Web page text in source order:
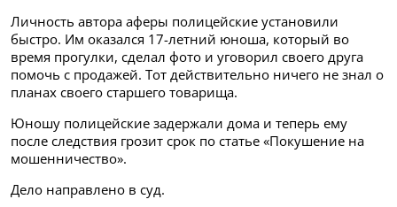
Личность автора аферы полицейские установили
быстро. Им оказался 17-летний юноша, который во
время прогулки, сделал фото и уговорил своего друга
помочь с продажей. Тот действительно ничего не знал о
планах своего старшего товарища.
Юношу полицейские задержали дома и теперь ему
после следствия грозит срок по статье «Покушение на
мошенничество».
Дело направлено в суд.